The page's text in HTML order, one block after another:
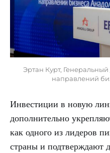
Эртан Курт,
направлений
Инвестиции в новую
дополнительно
как одного из лидеров
страны и подтверждают